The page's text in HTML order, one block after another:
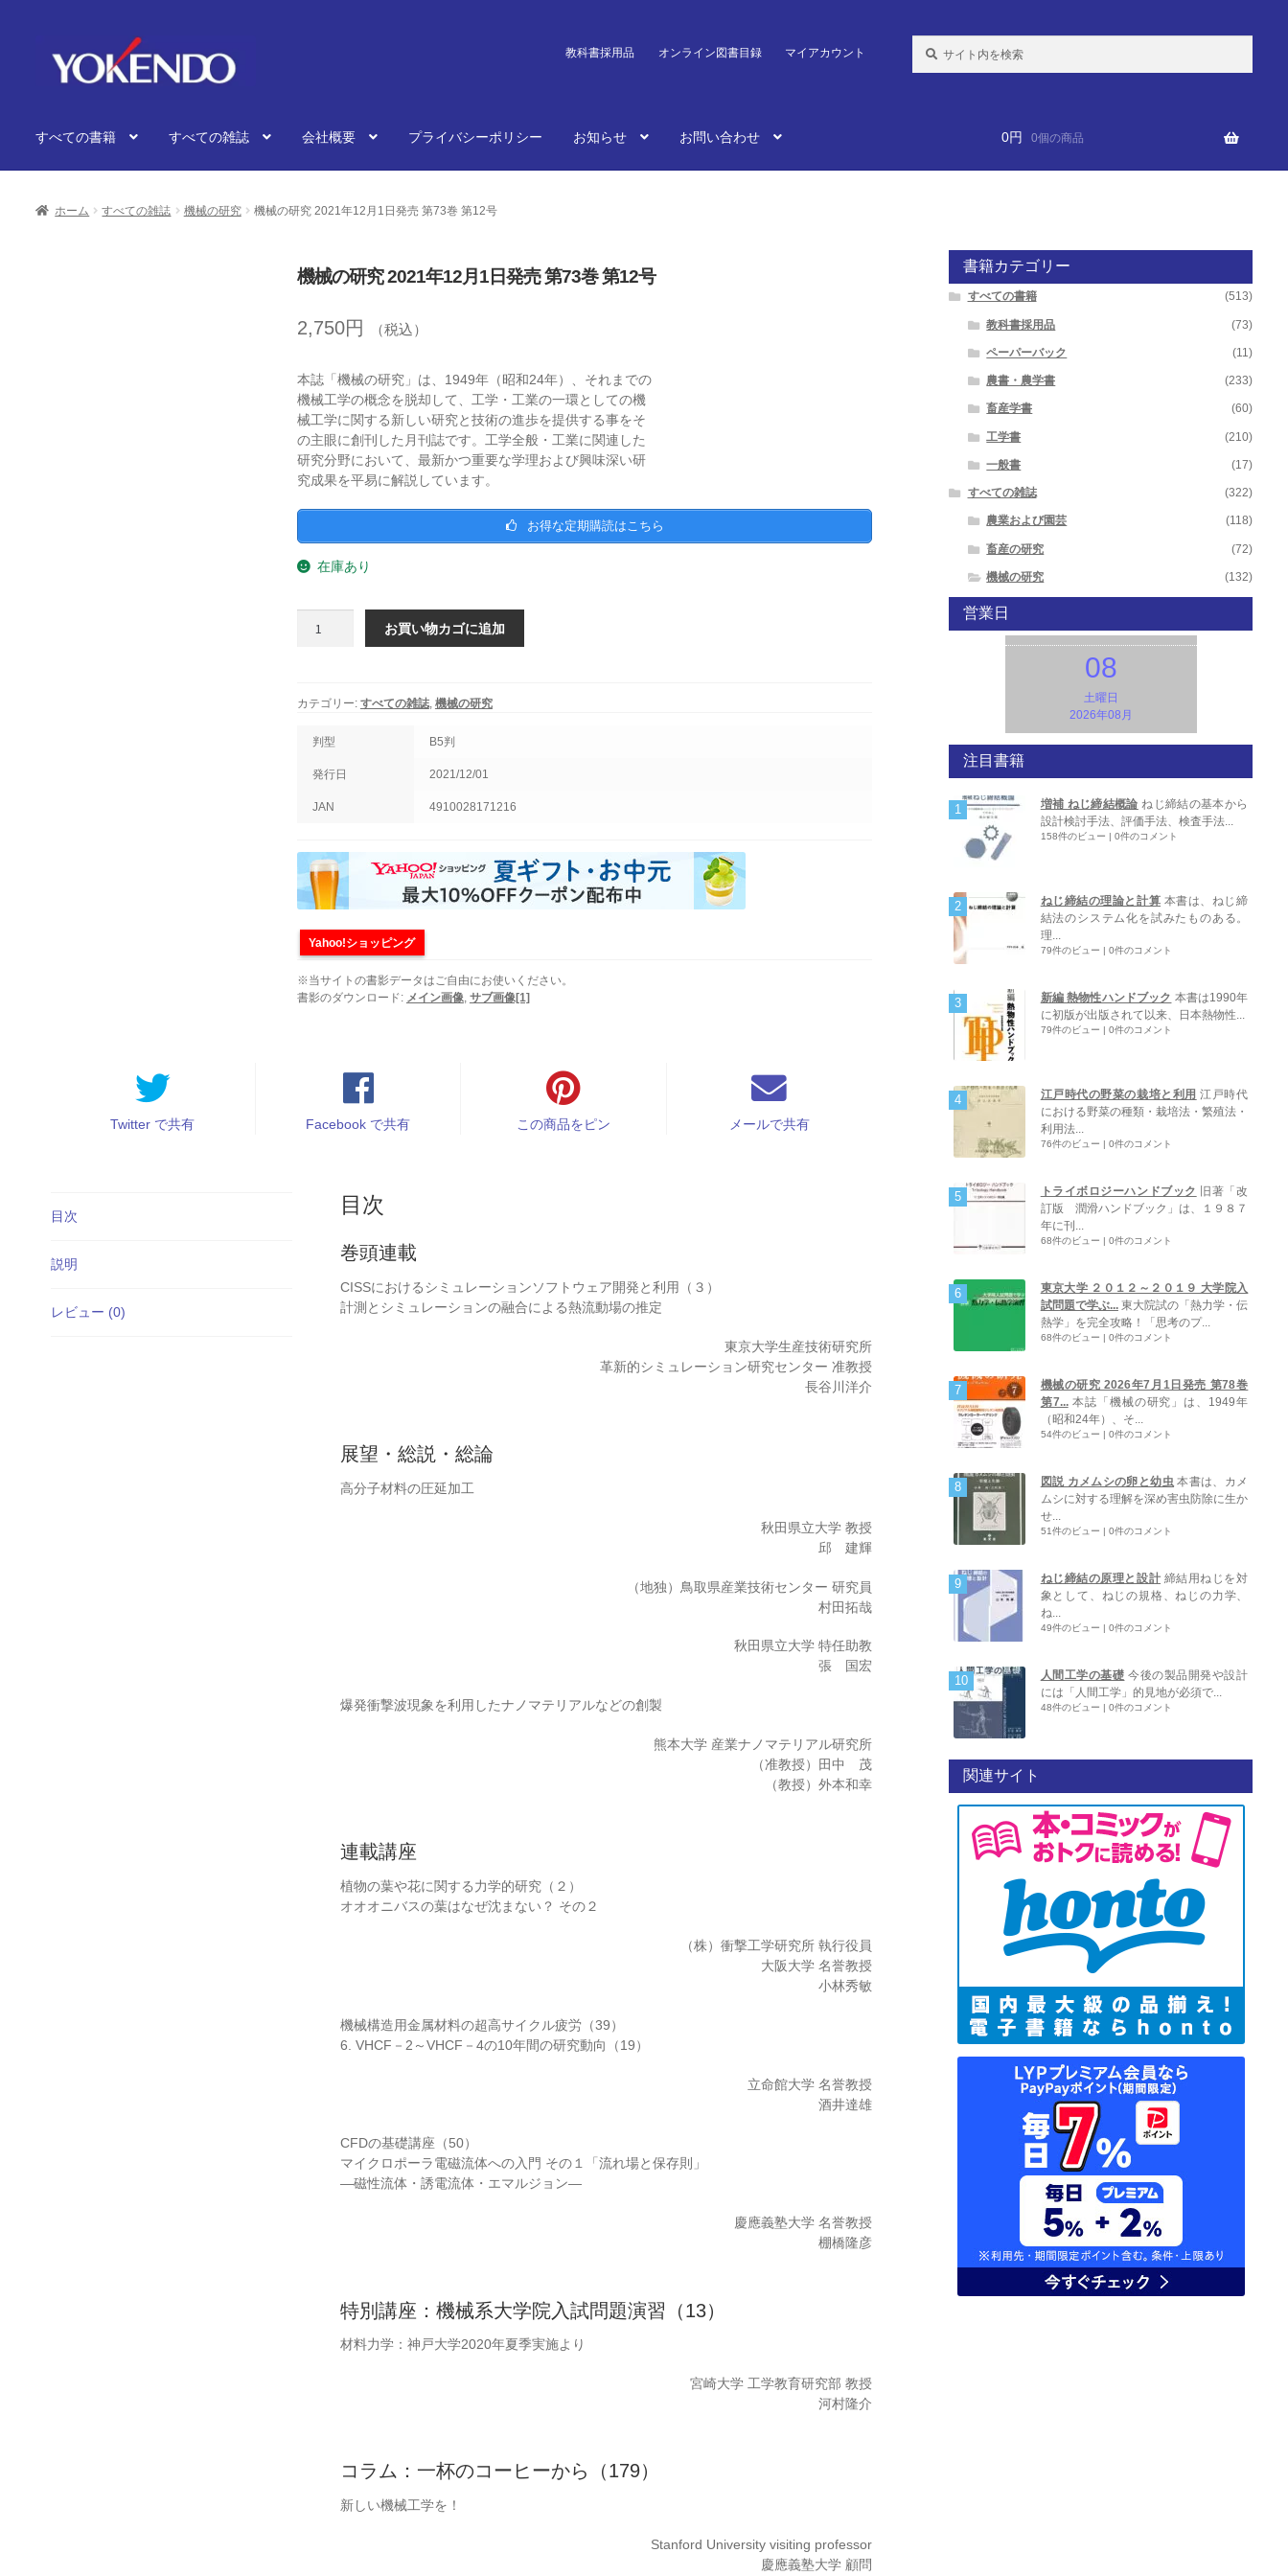
ョ
ス
へ
ッ
教科書採用品 オンライン図書目録 マイアカウント
すべての書籍 すべての雑誌 会社概要 プライバシーポリシー お知らせ お問い合わせ 0円 0個の商品
ホーム すべての雑誌 機械の研究 機械の研究 2021年12月1日発売 第73巻 第12号
機械の研究 2021年12月1日発売 第73巻 第12号
2,750円 （税込）
本誌「機械の研究」は、1949年（昭和24年）、それまでの
機械工学の概念を脱却して、工学・工業の一環としての機
械工学に関する新しい研究と技術の進歩を提供する事をそ
の主眼に創刊した月刊誌です。工学全般・工業に関連した
研究分野において、最新かつ重要な学理および興味深い研
究成果を平易に解説しています。
お得な定期購読はこちら
在庫あり
究
73
第
12
号
個
お買い物カゴに追加
カテゴリー: すべての雑誌, 機械の研究
判型 B5判
発行日 2021/12/01
JAN 4910028171216
Yahoo!ショッピング
※当サイトの書影データはご自由にお使いください。
書影のダウンロード: メイン画像, サブ画像[1]
Twitter で共有 Facebook で共有 この商品をピン メールで共有
目次
説明
レビュー (0)
目次
巻頭連載
CISSにおけるシミュレーションソフトウェア開発と利用（３）
計測とシミュレーションの融合による熱流動場の推定
東京大学生産技術研究所
革新的シミュレーション研究センター 准教授
長谷川洋介
展望・総説・総論
高分子材料の圧延加工
秋田県立大学 教授
邱 建輝
（地独）鳥取県産業技術センター 研究員
村田拓哉
秋田県立大学 特任助教
張 国宏
爆発衝撃波現象を利用したナノマテリアルなどの創製
熊本大学 産業ナノマテリアル研究所
（准教授）田中 茂
（教授）外本和幸
連載講座
植物の葉や花に関する力学的研究（２）
オオオニバスの葉はなぜ沈まない？ その２
（株）衝撃工学研究所 執行役員
大阪大学 名誉教授
小林秀敏
機械構造用金属材料の超高サイクル疲労（39）
6. VHCF－2～VHCF－4の10年間の研究動向（19）
立命館大学 名誉教授
酒井達雄
CFDの基礎講座（50）
マイクロポーラ電磁流体への入門 その１「流れ場と保存則」
―磁性流体・誘電流体・エマルジョン―
慶應義塾大学 名誉教授
棚橋隆彦
特別講座：機械系大学院入試問題演習（13）
材料力学：神戸大学2020年夏季実施より
宮崎大学 工学教育研究部 教授
河村隆介
コラム：一杯のコーヒーから（179）
新しい機械工学を！
Stanford University visiting professor
慶應義塾大学 顧問
書籍カテゴリー
すべての書籍 (513)
教科書採用品 (73)
ペーパーバック (11)
農書・農学書 (233)
畜産学書 (60)
工学書 (210)
一般書 (17)
すべての雑誌 (322)
農業および園芸 (118)
畜産の研究 (72)
機械の研究 (132)
営業日
08
土曜日
2026年08月
注目書籍
増補 ねじ締結概論 ねじ締結の基本から
設計検討手法、評価手法、検査手法...
158件のビュー | 0件のコメント
ねじ締結の理論と計算 本書は、ねじ締
結法のシステム化を試みたものある。
理...
79件のビュー | 0件のコメント
新編 熱物性ハンドブック 本書は1990年
に初版が出版されて以来、日本熱物性...
79件のビュー | 0件のコメント
江戸時代の野菜の栽培と利用 江戸時代
における野菜の種類・栽培法・繁殖法・
利用法...
76件のビュー | 0件のコメント
トライボロジーハンドブック
旧著「改
訂版 潤滑ハンドブック」は、１９８７
年に刊...
68件のビュー | 0件のコメント
東京大学 ２０１２～２０１９ 大学院入
試問題で学ぶ... 東大院試の「熱力学・伝
熱学」を完全攻略！「思考のプ...
68件のビュー | 0件のコメント
機械の研究 2026年7月1日発売 第78巻
第7... 本誌「機械の研究」は、1949年
（昭和24年）、そ...
54件のビュー | 0件のコメント
図説 カメムシの卵と幼虫 本書は、カメ
ムシに対する理解を深め害虫防除に生か
せ...
51件のビュー | 0件のコメント
ねじ締結の原理と設計 締結用ねじを対
象として、ねじの規格、ねじの力学、
ね...
49件のビュー | 0件のコメント
人間工学の基礎 今後の製品開発や設計
には「人間工学」的見地が必須で...
48件のビュー | 0件のコメント
関連サイト